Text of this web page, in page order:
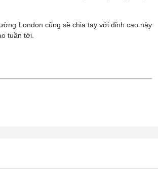
London cũng sẽ chia tay với đỉnh cao này
tuần tới.